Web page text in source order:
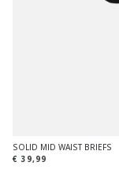
SOLID MID WAIST BRIEFS
€ 39,99